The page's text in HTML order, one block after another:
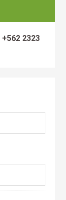
+562 2323